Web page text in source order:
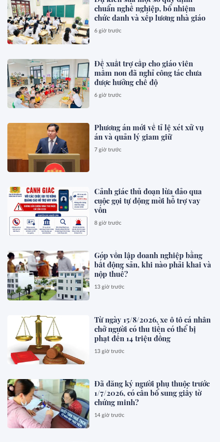
chuẩn nghề nghiệp, bổ nhiệm
chức danh và xếp lương nhà giáo
6 giờ trước
Đề xuất trợ cấp cho giáo viên
mầm non đã nghỉ công tác chưa
được hưởng chế độ
6 giờ trước
Phương án mới về tỉ lệ xét xử vụ
án và quản lý giam giữ
7 giờ trước
Cảnh giác thủ đoạn lừa đảo qua
cuộc gọi tự động mời hỗ trợ vay
vốn
8 giờ trước
Góp vốn lập doanh nghiệp bằng
bất động sản, khi nào phải khai và
nộp thuế?
13 giờ trước
Từ ngày 15/8/2026, xe ô tô cá nhân
chở người có thu tiền có thể bị
phạt đến 14 triệu đồng
13 giờ trước
Đã đăng ký người phụ thuộc trước
1/7/2026, có cần bổ sung giấy tờ
chứng minh?
14 giờ trước